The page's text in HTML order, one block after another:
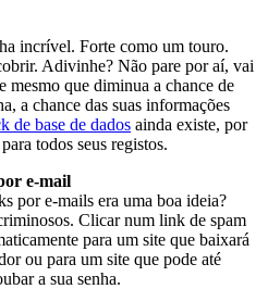
incrível. Forte como um touro.
Adivinhe? Não pare por aí, vai
mesmo que diminua a chance de
a chance das suas informações
de base de dados ainda existe, por
todos seus registos.
e-mail
por e-mails era uma boa ideia?
Clicar num link de spam
para um site que baixará
ou para um site que pode até
a sua senha.